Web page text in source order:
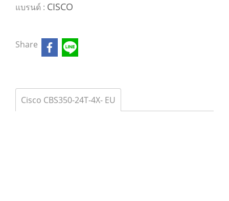
แบรนด์ : CISCO
Share
Cisco CBS350-24T-4X- EU